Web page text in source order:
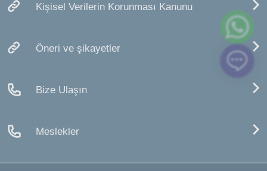
Kişisel Verilerin Korunması Kanunu
Öneri ve şikayetler
Bize Ulaşın
Meslekler